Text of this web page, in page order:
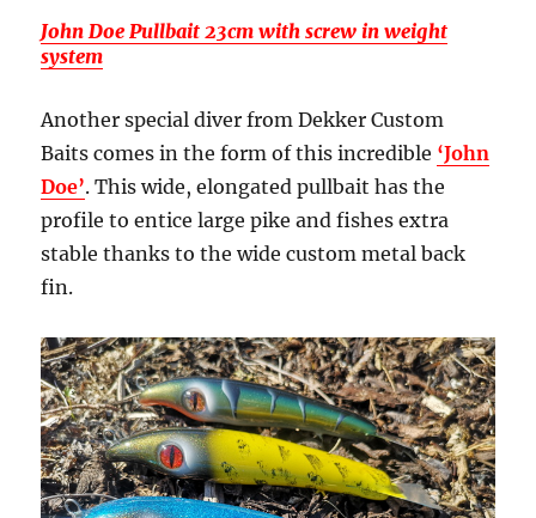
John Doe Pullbait 23cm with screw in weight
system
Another special diver from Dekker Custom
Baits comes in the form of this incredible ‘John
Doe’. This wide, elongated pullbait has the
profile to entice large pike and fishes extra
stable thanks to the wide custom metal back
fin.